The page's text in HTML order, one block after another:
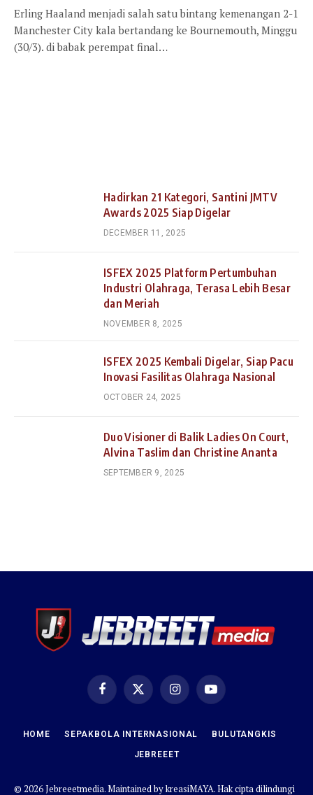
Erling Haaland menjadi salah satu bintang kemenangan 2-1
Manchester City kala bertandang ke Bournemouth, Minggu
(30/3). di babak perempat final…
Hadirkan 21 Kategori, Santini JMTV
Awards 2025 Siap Digelar
DECEMBER 11, 2025
ISFEX 2025 Platform Pertumbuhan
Industri Olahraga, Terasa Lebih Besar
dan Meriah
NOVEMBER 8, 2025
ISFEX 2025 Kembali Digelar, Siap Pacu
Inovasi Fasilitas Olahraga Nasional
OCTOBER 24, 2025
Duo Visioner di Balik Ladies On Court,
Alvina Taslim dan Christine Ananta
SEPTEMBER 9, 2025
FacebookX
(Twitter)
InstagramYouTube
HOME SEPAKBOLA INTERNASIONAL BULUTANGKIS
JEBREEET
© 2026 Jebreeetmedia. Maintained bykreasiMAYA. Hak cipta dilindungi